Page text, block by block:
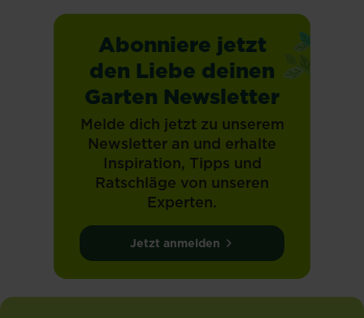
Abonniere jetzt
den Liebe deinen
Garten Newsletter
Melde dich jetzt zu unserem
Newsletter an und erhalte
Inspiration, Tipps und
Ratschläge von unseren
Experten.
Jetzt anmelden